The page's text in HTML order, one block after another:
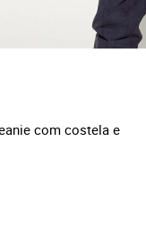
com costela e